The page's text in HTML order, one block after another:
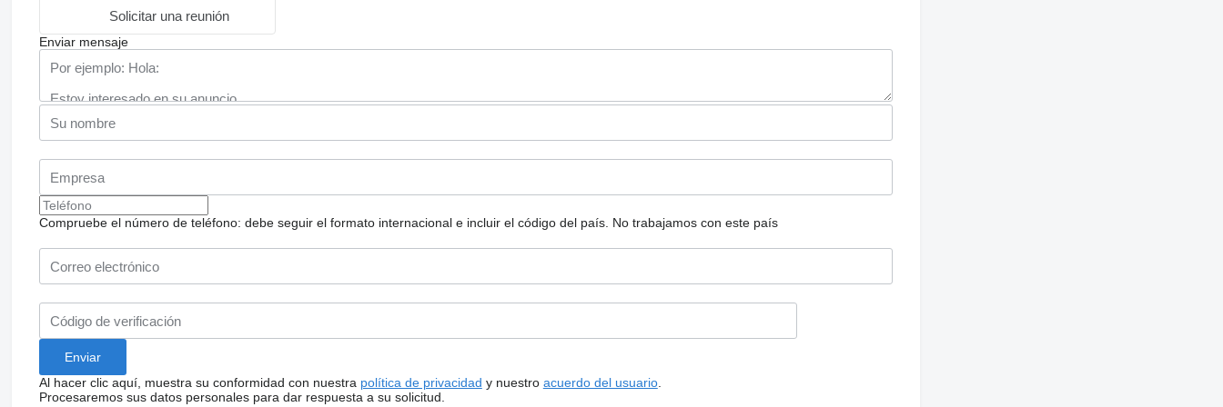
Solicitar una reunión
Enviar mensaje
Compruebe el número de teléfono: debe seguir el formato internacional e incluir el código del país. No trabajamos con este país
Al hacer clic aquí, muestra su conformidad con nuestra política de privacidad y nuestro acuerdo del usuario.
Procesaremos sus datos personales para dar respuesta a su solicitud.